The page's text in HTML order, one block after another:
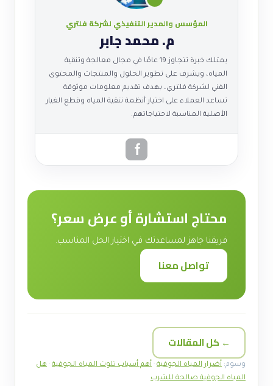
المؤسس والمدير التنفيذي لشركة فلتري
م. محمد جابر
يمتلك خبرة تتجاوز 19 عامًا في مجال معالجة وتنقية
المياه، ويشرف على تطوير الحلول والمنتجات والمحتوى
الفني لشركة فلتري، بهدف تقديم معلومات موثوقة
تساعد العملاء على اختيار أنظمة تنقية المياه وقطع الغيار
الأصلية المناسبة لاحتياجاتهم.
محتاج استشارة أو عرض سعر؟
فريقنا جاهز لمساعدتك في اختيار الحل المناسب.
تواصل معنا
← كل المقالات
وسوم: أضرار المياه الجوفية · أهم أسباب تلوث المياه الجوفية · هل
المياه الجوفية صالحة للشرب